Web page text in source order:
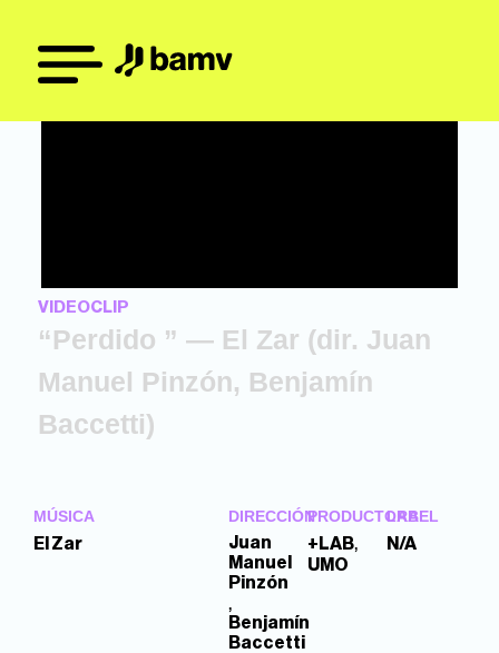
VIDEOCLIP
“Perdido ” — El Zar (dir. Juan
Manuel Pinzón, Benjamín
Baccetti)
MÚSICA
El Zar
DIRECCIÓN
Juan
Manuel
Pinzón
,
Benjamín
Baccetti
PRODUCTORA
+LAB,
UMO
LABEL
N/A